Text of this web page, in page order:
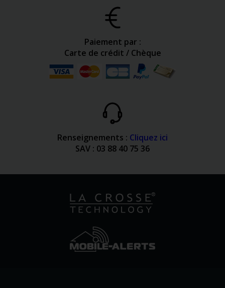
Paiement par :
Carte de crédit / Chèque
Renseignements : Cliquez ici
SAV : 03 88 40 75 36